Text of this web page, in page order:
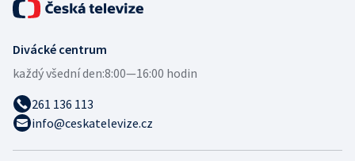
Divácké centrum
každý všední den:8:00—16:00 hodin
261 136 113
info@ceskatelevize.cz